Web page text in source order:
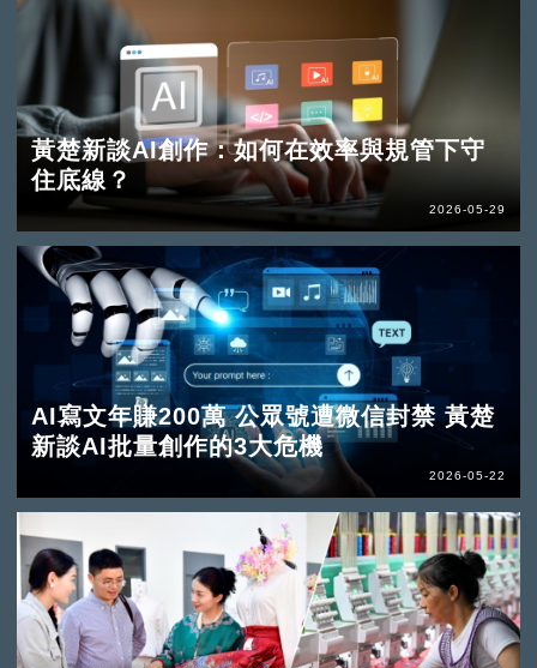
黃楚新談AI創作：如何在效率與規管下守
住底線？
2026-05-29
AI寫文年賺200萬 公眾號遭微信封禁 黃楚
新談AI批量創作的3大危機
2026-05-22